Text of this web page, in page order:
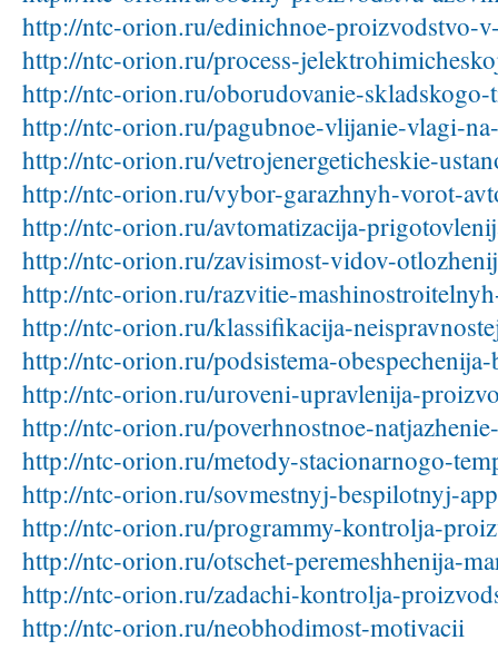
http://ntc-orion.ru/edinichnoe-proizvodstvo-
http://ntc-orion.ru/process-
http://ntc-orion.ru/oborudovanie-
http://ntc-orion.ru/pagubnoe-vlijanie-vlagi-
http://ntc-orion.ru/vetrojenergeticheskie-
http://ntc-orion.ru/vybor-garazhnyh-vorot-
http://ntc-orion.ru/avtomatizacija-
http://ntc-orion.ru/zavisimost-vidov-
http://ntc-orion.ru/razvitie-
http://ntc-orion.ru/klassifikacija-
http://ntc-orion.ru/podsistema-
http://ntc-orion.ru/uroveni-upravlenija-
http://ntc-orion.ru/poverhnostnoe-
http://ntc-orion.ru/metody-stacionarnogo-
http://ntc-orion.ru/sovmestnyj-bespilotnyj-
http://ntc-orion.ru/programmy-kontrolja-
http://ntc-orion.ru/otschet-peremeshhenija-
http://ntc-orion.ru/zadachi-kontrolja-
http://ntc-orion.ru/neobhodimost-motivacii